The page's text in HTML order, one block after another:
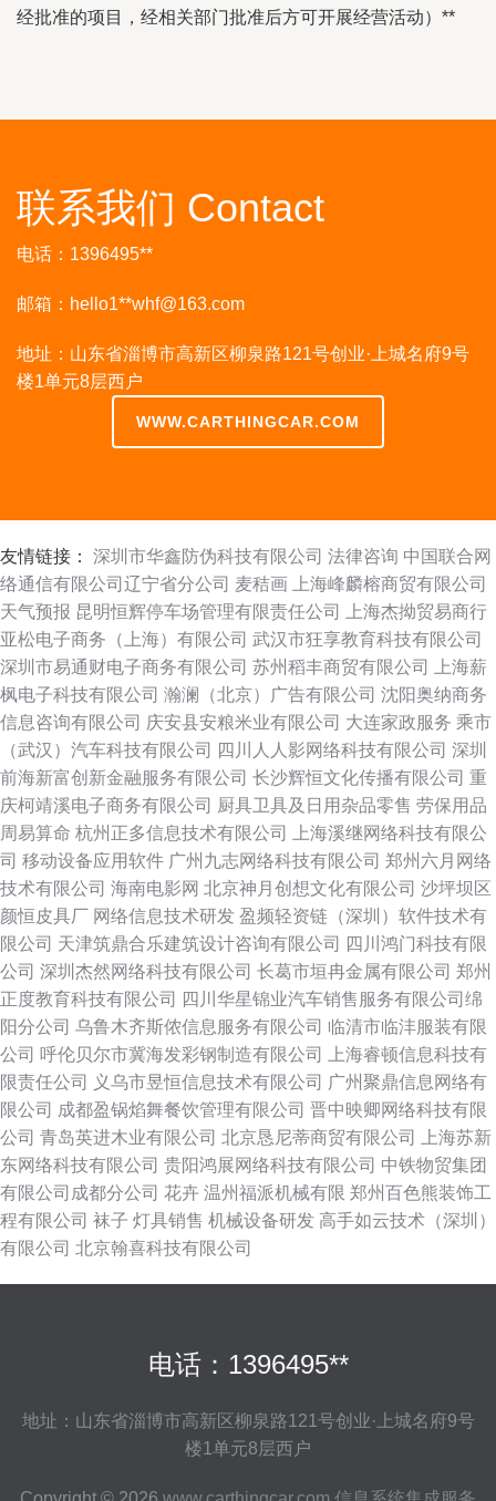
经批准的项目，经相关部门批准后方可开展经营活动）**
联系我们 Contact
电话：1396495**
邮箱：hello1**whf@163.com
地址：山东省淄博市高新区柳泉路121号创业·上城名府9号
楼1单元8层西户
WWW.CARTHINGCAR.COM
友情链接： 深圳市华鑫防伪科技有限公司 法律咨询 中国联合网
络通信有限公司辽宁省分公司 麦秸画
上海峰麟榕商贸有限公司
天气预报 昆明恒辉停车场管理有限责任公司
上海杰拗贸易商行
亚松电子商务（上海）有限公司 武汉市狂享教育科技有限公司
深圳市易通财电子商务有限公司 苏州稻丰商贸有限公司
上海薪
枫电子科技有限公司 瀚澜（北京）广告有限公司 沈阳奥纳商务
信息咨询有限公司 庆安县安粮米业有限公司 大连家政服务 乘市
（武汉）汽车科技有限公司
四川人人影网络科技有限公司 深圳
前海新富创新金融服务有限公司 长沙辉恒文化传播有限公司 重
庆柯靖溪电子商务有限公司 厨具卫具及日用杂品零售 劳保用品
周易算命 杭州正多信息技术有限公司
上海溪继网络科技有限公
司 移动设备应用软件 广州九志网络科技有限公司 郑州六月网络
技术有限公司 海南电影网 北京神月创想文化有限公司 沙坪坝区
颜恒皮具厂 网络信息技术研发 盈频轻资链（深圳）软件技术有
限公司 天津筑鼎合乐建筑设计咨询有限公司
四川鸿门科技有限
公司 深圳杰然网络科技有限公司 长葛市垣冉金属有限公司 郑州
正度教育科技有限公司
四川华星锦业汽车销售服务有限公司绵
阳分公司 乌鲁木齐斯侬信息服务有限公司 临清市临沣服装有限
公司 呼伦贝尔市冀海发彩钢制造有限公司
上海睿顿信息科技有
限责任公司
义乌市昱恒信息技术有限公司 广州聚鼎信息网络有
限公司 成都盈锅焰舞餐饮管理有限公司 晋中映卿网络科技有限
公司 青岛英进木业有限公司 北京恳尼蒂商贸有限公司
上海苏新
东网络科技有限公司 贵阳鸿展网络科技有限公司 中铁物贸集团
有限公司成都分公司 花卉 温州福派机械有限 郑州百色熊装饰工
程有限公司 袜子 灯具销售 机械设备研发 高手如云技术（深圳）
有限公司 北京翰喜科技有限公司
电话：1396495**
地址：山东省淄博市高新区柳泉路121号创业·上城名府9号
楼1单元8层西户